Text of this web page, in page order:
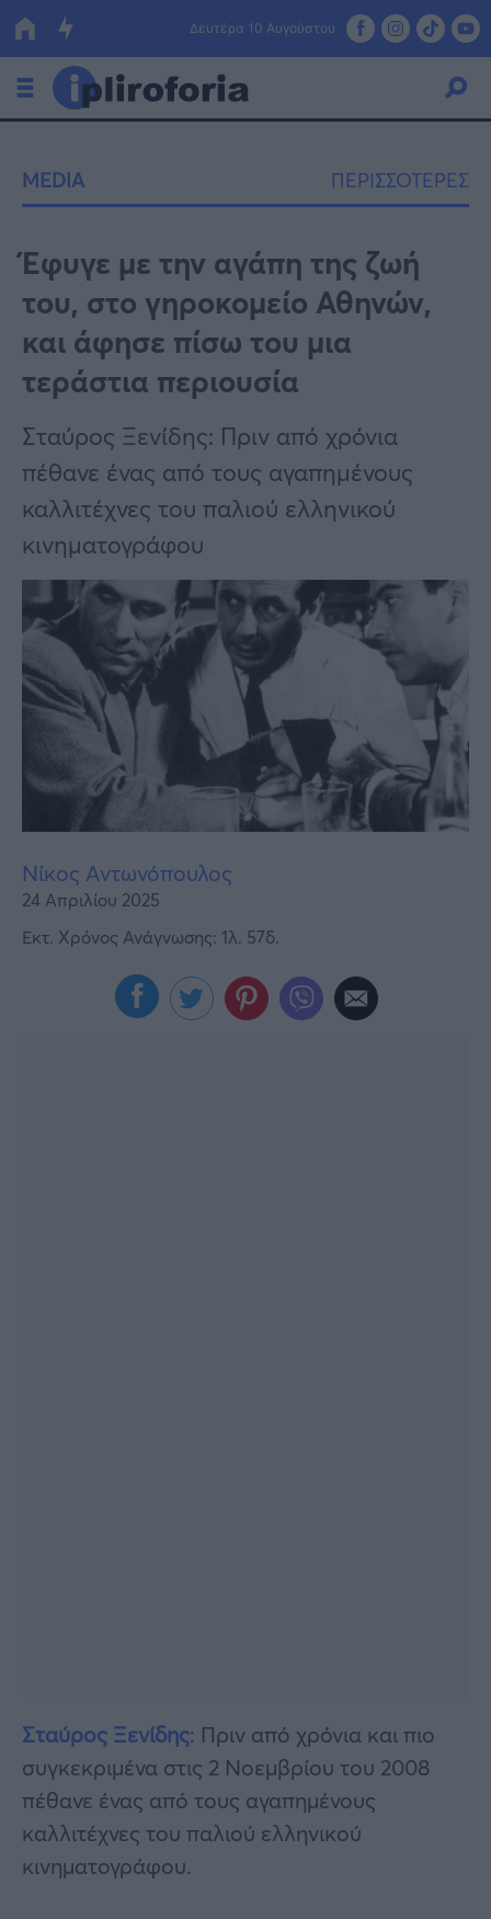
Δευτέρα 10 Αυγούστου
Οικονομία
Πολιτική
Τράπεζες
Επιδοτήσεις
ΕΣΠΑ
Κόσμος
Lifestyle
Αθλητικά
Υγεία
Γυναίκα
Καιρός
MEDIA ΠΕΡΙΣΣΟΤΕΡΕΣ
Έφυγε με την αγάπη της ζωή
του, στο γηροκομείο Αθηνών,
και άφησε πίσω του μια
τεράστια περιουσία
Σταύρος Ξενίδης: Πριν από χρόνια
πέθανε ένας από τους αγαπημένους
καλλιτέχνες του παλιού ελληνικού
κινηματογράφου
Νίκος Αντωνόπουλος
24 Απριλίου 2025
Εκτ. Χρόνος Ανάγνωσης: 1λ. 57δ.
Σταύρος Ξενίδης: Πριν από χρόνια και πιο
συγκεκριμένα στις 2 Νοεμβρίου του 2008
πέθανε ένας από τους αγαπημένους
καλλιτέχνες του παλιού ελληνικού
κινηματογράφου.